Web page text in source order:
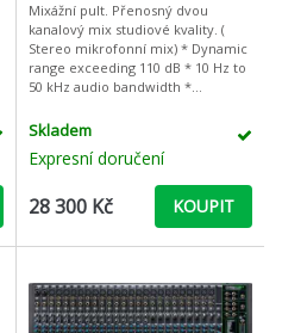
Mixážní pult. Přenosný dvou
kanalový mix studiové kvality. (
Stereo mikrofonní mix) * Dynamic
range exceeding 110 dB * 10 Hz to
50 kHz audio bandwidth *
input * Premium Lundahl inp
Skladem
Expresní doručení
28 300 Kč KOUPIT